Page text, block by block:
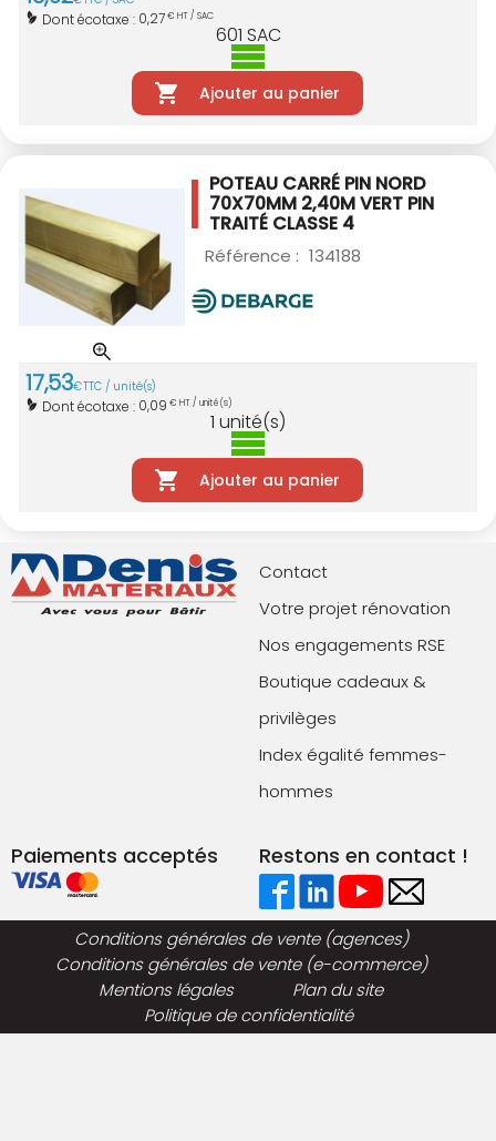
Dont écotaxe : 0,27€ HT / SAC
601 SAC
Ajouter au panier
POTEAU CARRÉ PIN NORD
70X70MM 2,40M VERT PIN
TRAITÉ CLASSE 4
Référence : 134188
17,53€TTC / unité(s)
Dont écotaxe : 0,09 € HT / unité(s)
1 unité(s)
Ajouter au panier
Contact
Votre projet rénovation
Nos engagements RSE
Boutique cadeaux &
privilèges
Index égalité femmes-
hommes
Paiements acceptés Restons en contact !
Conditions générales de vente (agences)
Conditions générales de vente (e-commerce)
Mentions légales
Plan du site
Politique de confidentialité